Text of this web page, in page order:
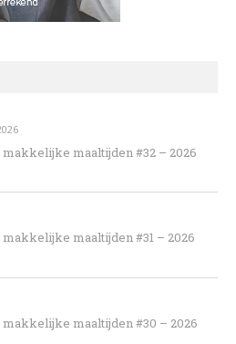
maaltijden #32 – 2026
maaltijden #31 – 2026
maaltijden #30 – 2026